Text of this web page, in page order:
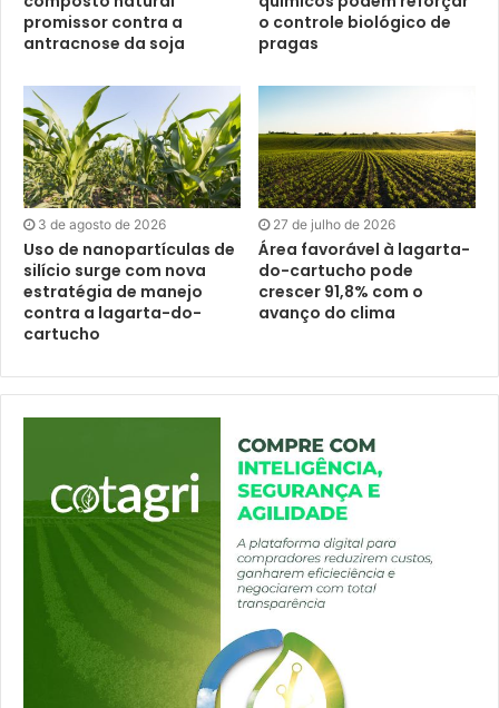
promissor contra a
antracnose da soja
o controle biológico de
pragas
3 de agosto de 2026
Uso de nanopartículas de
silício surge com nova
estratégia de manejo
contra a lagarta-do-
cartucho
27 de julho de 2026
Área favorável à lagarta-
do-cartucho pode
crescer 91,8% com o
avanço do clima